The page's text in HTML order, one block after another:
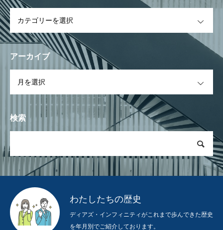
アーカイブ
検索
わたしたちの歴史
ディアズ・インフィニティがこれまで歩んできた歴史
を年月別でご紹介しております。